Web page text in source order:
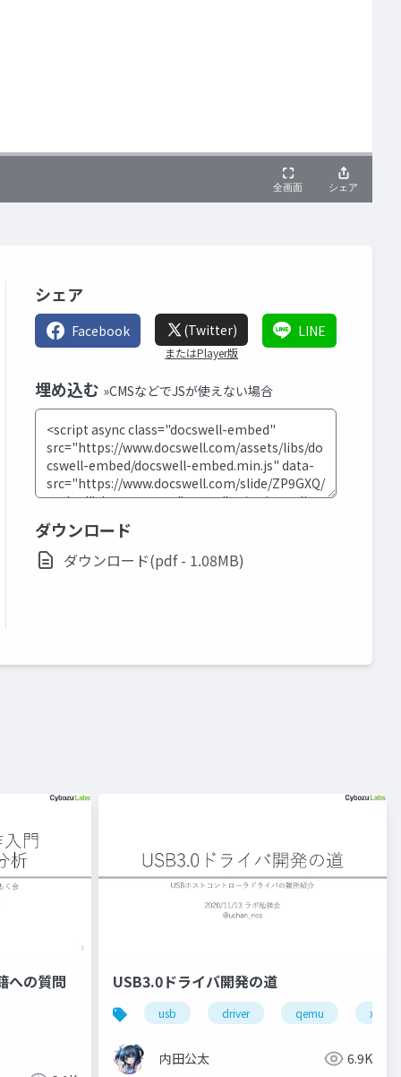
シェア
Facebook (Twitter)
またはPlayer版
LINE
埋め込む »CMSなどでJSが使えない場合
ダウンロード
ダウンロード(pdf - 1.08MB)
への質問 USB3.0ドライバ開発の道
usb driver qemu x86-
内田公太 6.9K